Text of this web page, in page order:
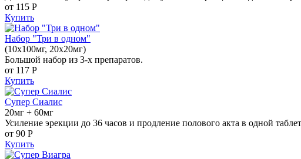
от 115 Р
Купить
Набор "Три в одном"
(10x100мг, 20x20мг)
Большой набор из 3-х препаратов.
от 117 Р
Купить
Супер Сиалис
20мг + 60мг
Усиление эрекции до 36 часов и продление полового акта в одной
от 90 Р
Купить